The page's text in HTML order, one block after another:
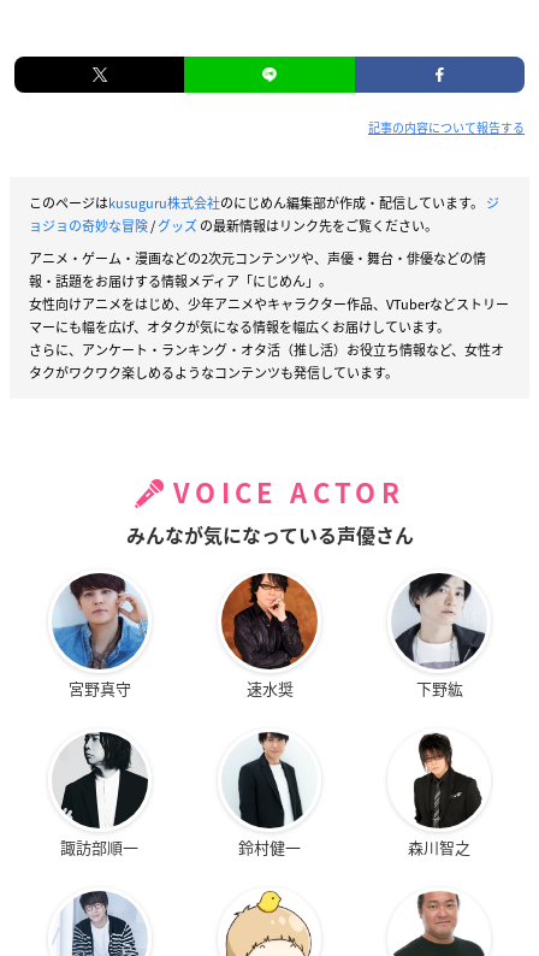
記事の内容について報告する
このページはkusuguru株式会社のにじめん編集部が作成・配信しています。 ジ
ョジョの奇妙な冒険/グッズの最新情報はリンク先をご覧ください。
アニメ・ゲーム・漫画などの2次元コンテンツや、声優・舞台・俳優などの情
報・話題をお届けする情報メディア「にじめん」。
女性向けアニメをはじめ、少年アニメやキャラクター作品、VTuberなどストリー
マーにも幅を広げ、オタクが気になる情報を幅広くお届けしています。
さらに、アンケート・ランキング・オタ活（推し活）お役立ち情報など、女性オ
タクがワクワク楽しめるようなコンテンツも発信しています。
VOICE ACTOR
みんなが気になっている声優さん
宮野真守 速水奨 下野紘
諏訪部順一 鈴村健一 森川智之